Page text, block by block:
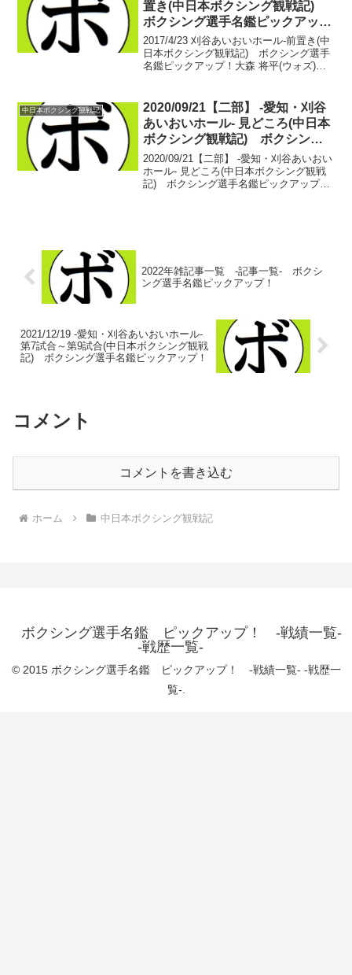
置き(中日本ボクシング観戦記)
ボクシング選手名鑑ピックアッ
プ！
2017/4/23 刈谷あいおいホール-前置き(中
日本ボクシング観戦記) ボクシング選手
名鑑ピックアップ！大森 将平(ウォズ)が
ックノイ・シットプラサート(タイ...
中日本ボクシング観戦記
2020/09/21【二部】 -愛知・刈谷
あいおいホール- 見どころ(中日本
ボクシング観戦記) ボクシング
選手名鑑ピックアップ！
2020/09/21【二部】 -愛知・刈谷あいおい
ホール- 見どころ(中日本ボクシング観戦
記) ボクシング選手名鑑ピックアップ！
2022年雑記事一覧 -記事一覧- ボクシ
ング選手名鑑ピックアップ！
2021/12/19 -愛知・刈谷あいおいホール-
第7試合～第9試合(中日本ボクシング観戦
記) ボクシング選手名鑑ピックアップ！
コメント
コメントを書き込む
ホーム 中日本ボクシング観戦記
ボクシング選手名鑑 ピックアップ！ -戦績一覧-
-戦歴一覧-
© 2015 ボクシング選手名鑑 ピックアップ！ -戦績一覧- -戦歴一
覧-.